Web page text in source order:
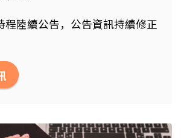
程陸續公告，公告資訊持續修正